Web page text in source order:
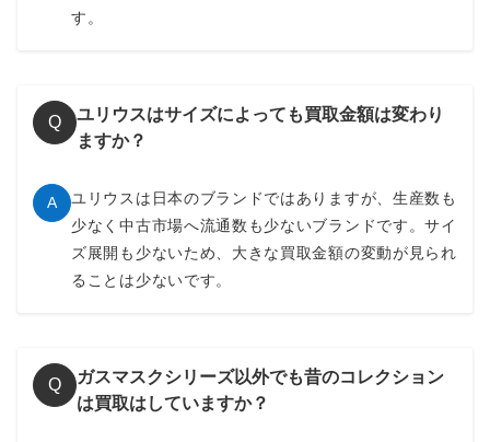
す。
Q
ユリウスはサイズによっても買取金額は変わり
ますか？
A
ユリウスは日本のブランドではありますが、生産数も
少なく中古市場へ流通数も少ないブランドです。サイ
ズ展開も少ないため、大きな買取金額の変動が見られ
ることは少ないです。
Q
ガスマスクシリーズ以外でも昔のコレクション
は買取はしていますか？